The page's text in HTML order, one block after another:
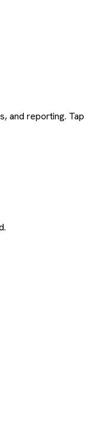
and reporting. Tap